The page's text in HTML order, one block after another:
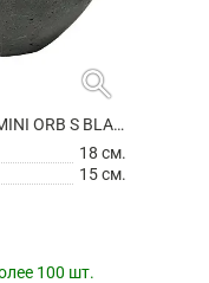
search
КАШПО ROUGH MINI ORB S BLACK WASHED
18 см.
15 см.
100 шт.